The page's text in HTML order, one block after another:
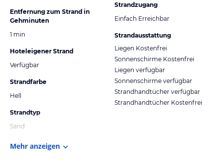
Entfernung zum Strand in
Gehminuten
1 min
Hoteleigener Strand
Verfügbar
Strandfarbe
Hell
Strandtyp
Sand
Strandzugang
Einfach Erreichbar
Strandausstattung
Liegen Kostenfrei
Sonnenschirme Kostenfrei
Liegen verfügbar
Sonnenschirme verfügbar
Strandhandtücher verfügbar
Strandhandtücher Kostenfrei
Mehr anzeigen